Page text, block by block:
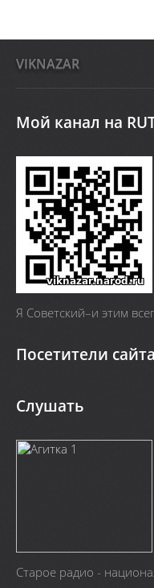
VIKNAZAR
Мой канал на
Я Cоветский–и этим
Посетители сайта
Слушать
Старое радио -